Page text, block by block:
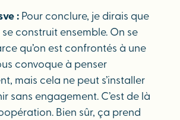
: Pour conclure, je dirais que
construit ensemble. On se
qu’on est confrontés à une
convoque à penser
mais cela ne peut s’installer
sans engagement. C’est de là
Bien sûr, ça prend